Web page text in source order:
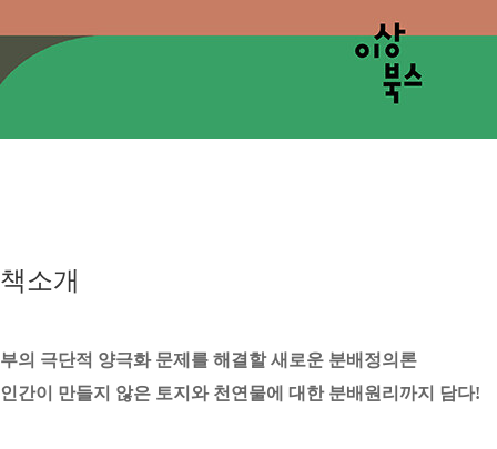
책소개
부의 극단적 양극화 문제를 해결할 새로운 분배정의론
인간이 만들지 않은 토지와 천연물에 대한 분배원리까지 담다!